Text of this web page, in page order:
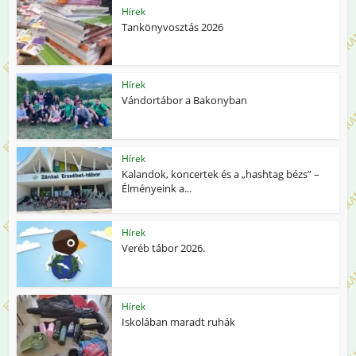
Hírek
Tankönyvosztás 2026
Hírek
Vándortábor a Bakonyban
Hírek
Kalandok, koncertek és a „hashtag bézs” –
Élményeink a...
Hírek
Veréb tábor 2026.
Hírek
Iskolában maradt ruhák